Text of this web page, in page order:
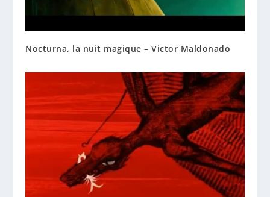
Nocturna, la nuit magique – Victor Maldonado